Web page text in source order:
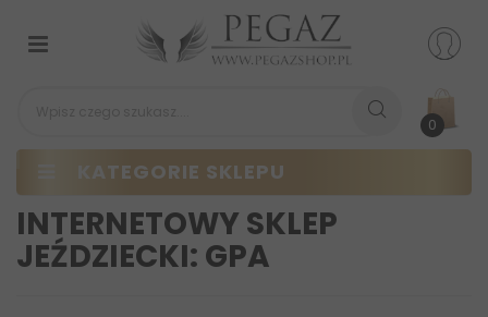
0
KATEGORIE SKLEPU
Przełącz
nawigacji
INTERNETOWY SKLEP
JEŹDZIECKI: GPA